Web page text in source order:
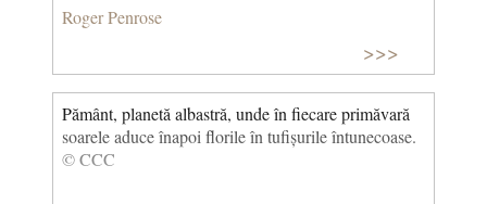
Roger Penrose
>>>
Pământ, planetă albastră, unde în fiecare primăvară
soarele aduce înapoi florile în tufișurile întunecoase.
© CCC